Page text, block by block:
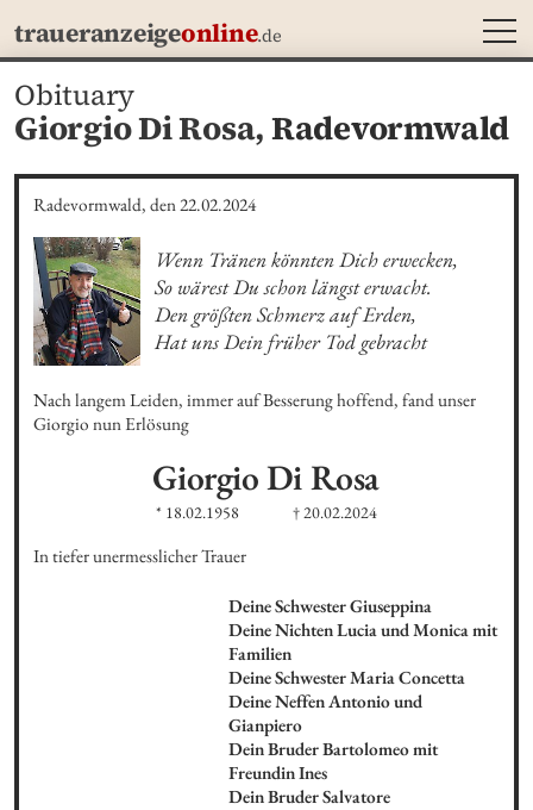
traueranzeigeonline.de
Obituary
Giorgio Di Rosa,Radevormwald
Radevormwald, den 22.02.2024
Wenn Tränen könnten Dich erwecken,
So wärest Du schon längst erwacht.
Den größten Schmerz auf Erden,
Hat uns Dein früher Tod gebracht
Nach langem Leiden, immer auf Besserung hoffend, fand unser
Giorgio nun Erlösung
GiorgioDi Rosa
* 18.02.1958 † 20.02.2024
In tiefer unermesslicher Trauer
Deine Schwester Giuseppina
Deine Nichten Lucia und Monica mit
Familien
Deine Schwester Maria Concetta
Deine Neffen Antonio und
Gianpiero
Dein Bruder Bartolomeo mit
Freundin Ines
Dein Bruder Salvatore